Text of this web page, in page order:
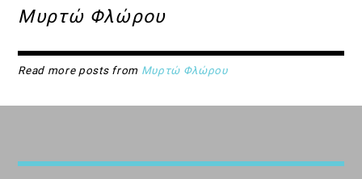
Μυρτώ Φλώρου
Read more posts from Μυρτώ Φλώρου